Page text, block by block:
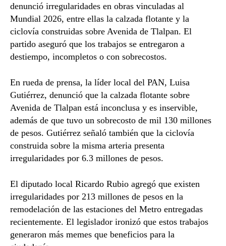
denunció irregularidades en obras vinculadas al
Mundial 2026, entre ellas la calzada flotante y la
ciclovía construidas sobre Avenida de Tlalpan. El
partido aseguró que los trabajos se entregaron a
destiempo, incompletos o con sobrecostos.
En rueda de prensa, la líder local del PAN, Luisa
Gutiérrez, denunció que la calzada flotante sobre
Avenida de Tlalpan está inconclusa y es inservible,
además de que tuvo un sobrecosto de mil 130 millones
de pesos. Gutiérrez señaló también que la ciclovía
construida sobre la misma arteria presenta
irregularidades por 6.3 millones de pesos.
El diputado local Ricardo Rubio agregó que existen
irregularidades por 213 millones de pesos en la
remodelación de las estaciones del Metro entregadas
recientemente. El legislador ironizó que estos trabajos
generaron más memes que beneficios para la